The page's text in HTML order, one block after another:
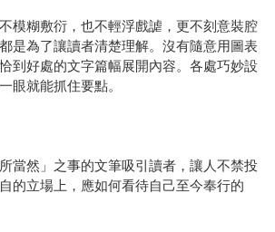
模糊敷衍，也不輕浮戲謔，更不刻意裝腔
是為了讓讀者清楚理解。沒有隨意用圖表
到好處的文字篇幅展開內容。各處巧妙設
眼就能抓住要點。
當然」之事的文筆吸引讀者，讓人不禁投
的立場上，應如何看待自己至今奉行的